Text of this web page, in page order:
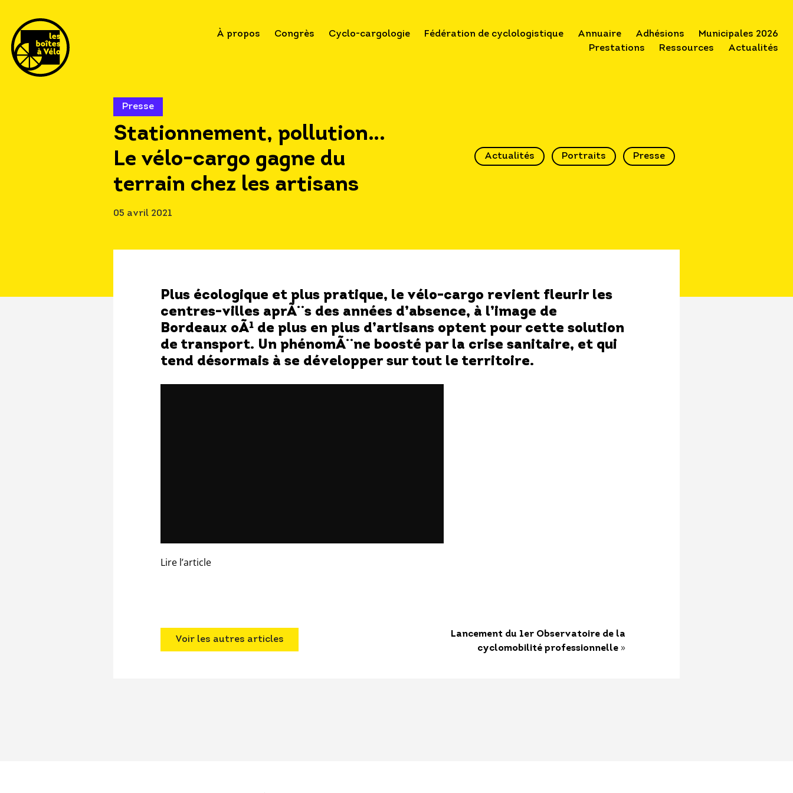
À propos Congrès Cyclo-cargologie Fédération de cyclologistique Annuaire Adhésions
Municipales 2026
Prestations
Ressources Actualités
Presse
Stationnement, pollution…
Le vélo-cargo gagne du
terrain chez les artisans
05 avril 2021
Actualités Portraits Presse
Plus écologique et plus pratique, le vélo-cargo revient fleurir les
centres-villes aprÃ¨s des années d’absence, à l’image de
Bordeaux oÃ¹ de plus en plus d’artisans optent pour cette solution
de transport. Un phénomÃ¨ne boosté par la crise sanitaire, et qui
tend désormais à se développer sur tout le territoire.
Lire l’article
Voir les autres articles
Lancement du 1er Observatoire de la
cyclomobilité professionnelle »